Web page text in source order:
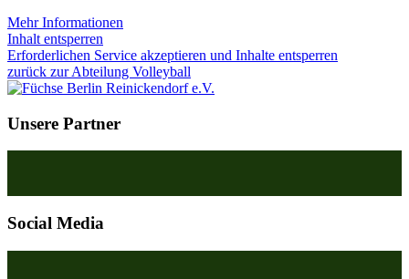
Mehr Informationen
Inhalt entsperren
Erforderlichen Service akzeptieren und Inhalte entsperren
zurück zur Abteilung Volleyball
Unsere Partner
Social Media